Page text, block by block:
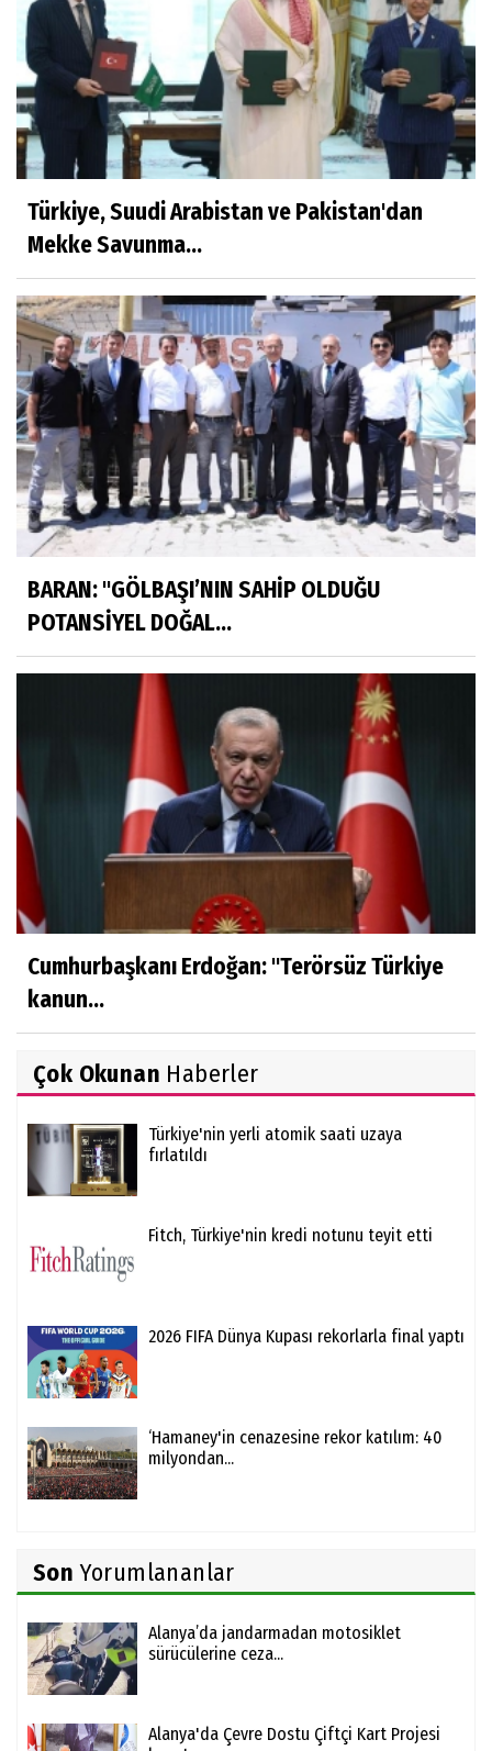
Türkiye, Suudi Arabistan ve Pakistan'dan
Mekke Savunma...
BARAN: "GÖLBAŞI’NIN SAHİP OLDUĞU
POTANSİYEL DOĞAL...
Cumhurbaşkanı Erdoğan: ''Terörsüz Türkiye
kanun...
Çok Okunan Haberler
Türkiye'nin yerli atomik saati uzaya
fırlatıldı
Fitch, Türkiye'nin kredi notunu teyit etti
2026 FIFA Dünya Kupası rekorlarla final yaptı
‘Hamaney'in cenazesine rekor katılım: 40
milyondan...
Son Yorumlananlar
Alanya’da jandarmadan motosiklet
sürücülerine ceza...
Alanya'da Çevre Dostu Çiftçi Kart Projesi